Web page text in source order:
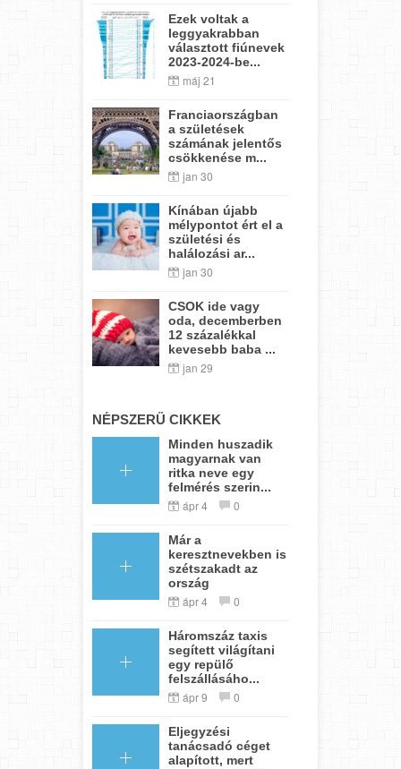
Ezek voltak a
leggyakrabban
választott fiúnevek
2023-2024-be...
máj 21
Franciaországban
a születések
számának jelentős
csökkenése m...
jan 30
Kínában újabb
mélypontot ért el a
születési és
halálozási ar...
jan 30
CSOK ide vagy
oda, decemberben
12 százalékkal
kevesebb baba ...
jan 29
NÉPSZERŰ CIKKEK
Minden huszadik
magyarnak van
ritka neve egy
felmérés szerin...
ápr 4 0
Már a
keresztnevekben is
szétszakadt az
ország
ápr 4 0
Háromszáz taxis
segített világítani
egy repülő
felszállásáho...
ápr 9 0
Eljegyzési
tanácsadó céget
alapított, mert